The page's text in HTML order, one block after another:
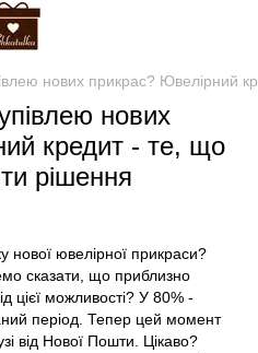
нових прикрас? Ювелірний
нових
кредит - те, що
рішення
нової ювелірної прикраси?
сказати, що приблизно
цієї можливості? У 80% -
період. Тепер цей момент
від Нової Пошти. Цікаво?